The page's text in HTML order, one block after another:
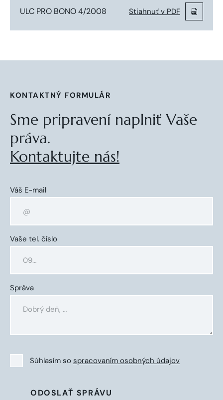
ULC PRO BONO 4/2008 Stiahnuť v PDF
KONTAKTNÝ FORMULÁR
Sme pripravení naplniť Vaše
práva.
Kontaktujte nás!
Váš E-mail
Vaše tel. číslo
Správa
Súhlasím so spracovaním osobných údajov
ODOSLAŤ SPRÁVU